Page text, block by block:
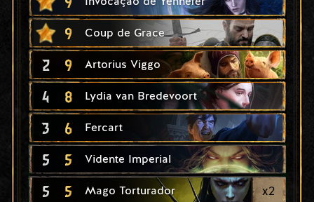
9 Coup de Grace
2 9 Artorius Viggo
4 8 Lydia van Bredevoort
3 6 Fercart
5 5 Vidente Imperial
5 5 Mago Torturador x2